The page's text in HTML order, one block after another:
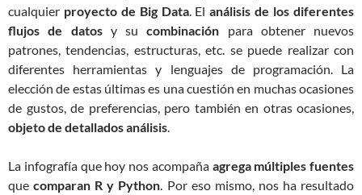
cualquier proyecto de Big Data. Elanálisis de los diferentes
flujos de datosy sucombinación para obtener nuevos
patrones, tendencias, estructuras, etc. se puede realizar con
diferentes herramientas y lenguajes de programación. La
elección de estas últimas es una cuestión en muchas ocasiones
de gustos, de preferencias, pero también en otras ocasiones,
objeto de detallados análisis.
La infografía que hoy nos acompaña agrega múltiples fuentes
quecomparan R y Python. Por eso mismo, nos ha resultado